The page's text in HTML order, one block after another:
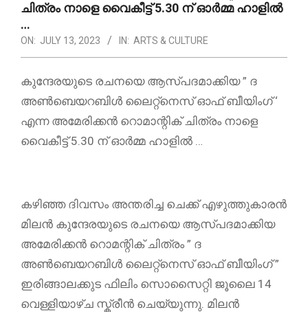
ചിത്രം നാളെ വൈകീട്ട് 5.30 ന് ഓർമ്മ ഹാളിൽ
…
ON: JULY 13, 2023 IN: ARTS & CULTURE
കുന്ദേരയുടെ രചനയെ ആസ്പദമാക്കിയ ” ദ
അൺബെയറബിൾ ലൈറ്റ്നെസ് ഓഫ് ബീയിംഗ് ‘
എന്ന അമേരിക്കൻ റൊമാന്റിക് ചിത്രം നാളെ
വൈകീട്ട് 5.30 ന് ഓർമ്മ ഹാളിൽ …
കഴിഞ്ഞ ദിവസം അന്തരിച്ച ചെക്ക് എഴുത്തുകാരൻ
മിലൻ കുന്ദേരയുടെ രചനയെ ആസ്പദമാക്കിയ
അമേരിക്കൻ റൊമന്റിക് ചിത്രം ” ദ
അൺബെയറബിൾ ലൈറ്റ്നെസ് ഓഫ് ബീയിംഗ് ”
ഇരിങ്ങാലക്കുട ഫിലിം സൊസൈറ്റി ജൂലൈ 14
വെള്ളിയാഴ്ച സ്ക്രീൻ ചെയ്യുന്നു. മിലൻ